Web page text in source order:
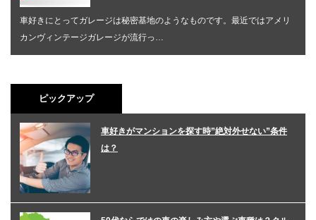
車好きにとってガレージは秘密基地のようなものです。最近ではアメリ
カンヴィンテージガレージが流行っ…
ピックアップ
車好きがマンションを探す時”絶対外せない”条件
は？